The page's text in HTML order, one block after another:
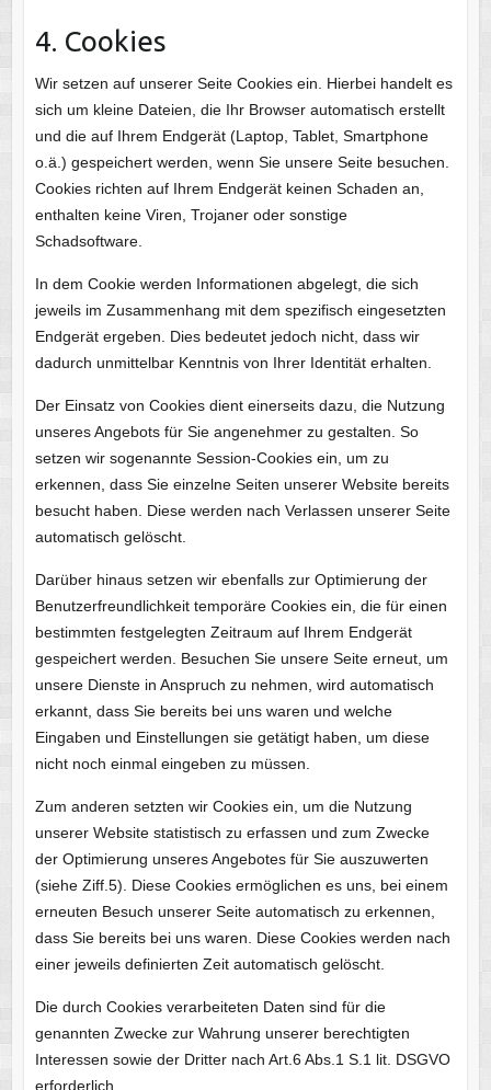
4. Cookies
Wir setzen auf unserer Seite Cookies ein. Hierbei handelt es
sich um kleine Dateien, die Ihr Browser automatisch erstellt
und die auf Ihrem Endgerät (Laptop, Tablet, Smartphone
o.ä.) gespeichert werden, wenn Sie unsere Seite besuchen.
Cookies richten auf Ihrem Endgerät keinen Schaden an,
enthalten keine Viren, Trojaner oder sonstige
Schadsoftware.
In dem Cookie werden Informationen abgelegt, die sich
jeweils im Zusammenhang mit dem spezifisch eingesetzten
Endgerät ergeben. Dies bedeutet jedoch nicht, dass wir
dadurch unmittelbar Kenntnis von Ihrer Identität erhalten.
Der Einsatz von Cookies dient einerseits dazu, die Nutzung
unseres Angebots für Sie angenehmer zu gestalten. So
setzen wir sogenannte Session-Cookies ein, um zu
erkennen, dass Sie einzelne Seiten unserer Website bereits
besucht haben. Diese werden nach Verlassen unserer Seite
automatisch gelöscht.
Darüber hinaus setzen wir ebenfalls zur Optimierung der
Benutzerfreundlichkeit temporäre Cookies ein, die für einen
bestimmten festgelegten Zeitraum auf Ihrem Endgerät
gespeichert werden. Besuchen Sie unsere Seite erneut, um
unsere Dienste in Anspruch zu nehmen, wird automatisch
erkannt, dass Sie bereits bei uns waren und welche
Eingaben und Einstellungen sie getätigt haben, um diese
nicht noch einmal eingeben zu müssen.
Zum anderen setzten wir Cookies ein, um die Nutzung
unserer Website statistisch zu erfassen und zum Zwecke
der Optimierung unseres Angebotes für Sie auszuwerten
(siehe Ziff.5). Diese Cookies ermöglichen es uns, bei einem
erneuten Besuch unserer Seite automatisch zu erkennen,
dass Sie bereits bei uns waren. Diese Cookies werden nach
einer jeweils definierten Zeit automatisch gelöscht.
Die durch Cookies verarbeiteten Daten sind für die
genannten Zwecke zur Wahrung unserer berechtigten
Interessen sowie der Dritter nach Art.6 Abs.1 S.1 lit. DSGVO
erforderlich.